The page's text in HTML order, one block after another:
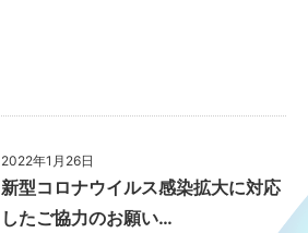
2022年1月26日
新型コロナウイルス感染拡大に対応
したご協力のお願い…